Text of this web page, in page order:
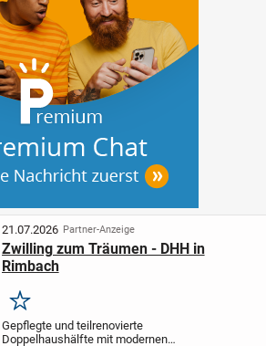
21.07.2026 Partner-Anzeige
Zwilling zum Träumen - DHH in
Rimbach
Merken
Gepflegte und teilrenovierte
Doppelhaushälfte mit modernen